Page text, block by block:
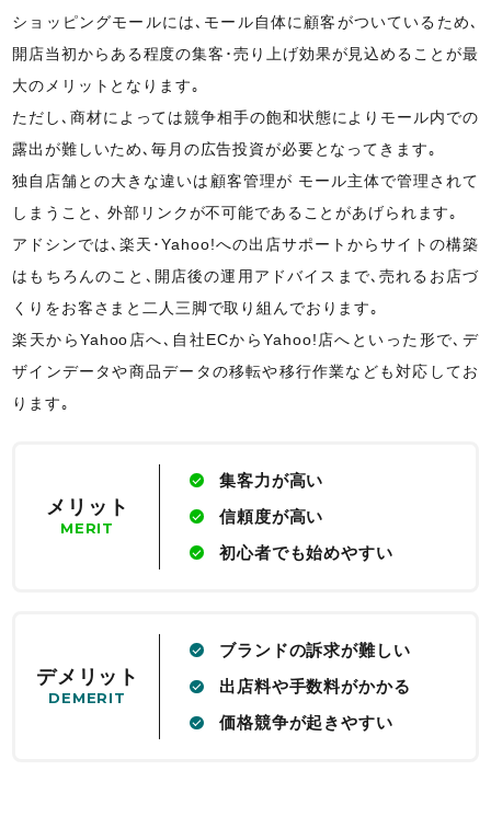
ショッピングモールには､モール自体に顧客がついているため､
開店当初からある程度の集客･売り上げ効果が見込めることが最
大のメリットとなります｡
ただし､商材によっては競争相手の飽和状態によりモール内での
露出が難しいため､ 毎月の広告投資が必要となってきます｡
独自店舗との大きな違いは顧客管理が モール主体で管理されて
しまうこと､外部リンクが不可能であることがあげられます｡
アドシンでは､楽天･Yahoo!への出店サポートからサイトの構築
はもちろんのこと､ 開店後の運用アドバイスまで､売れるお店づ
くりをお客さまと二人三脚で取り組んでおります｡
楽天からYahoo店へ､自社ECからYahoo!店へといった形で､ デ
ザインデータや商品データの移転や移行作業なども対応してお
ります｡
メリット
MERIT
集客力が高い
信頼度が高い
初心者でも始めやすい
デメリット
DEMERIT
ブランドの訴求が難しい
出店料や手数料がかかる
価格競争が起きやすい